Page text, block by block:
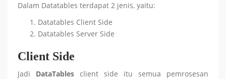
Dalam Datatables terdapat 2 jenis, yaitu:
Datatables Client Side
Datatables Server Side
Client Side
Jadi DataTables client side itu semua pemrosesan